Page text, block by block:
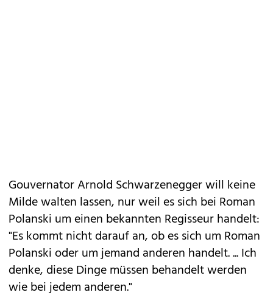
Gouvernator Arnold Schwarzenegger will keine
Milde walten lassen, nur weil es sich bei Roman
Polanski um einen bekannten Regisseur handelt:
"Es kommt nicht darauf an, ob es sich um Roman
Polanski oder um jemand anderen handelt. ... Ich
denke, diese Dinge müssen behandelt werden
wie bei jedem anderen."